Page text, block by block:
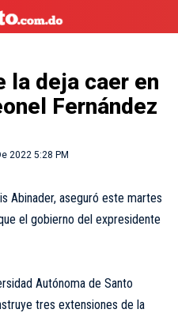
la deja caer en
Fernández
2022 5:28 PM
Abinader, aseguró este martes
el gobierno del expresidente
Autónoma de Santo
tres extensiones de la